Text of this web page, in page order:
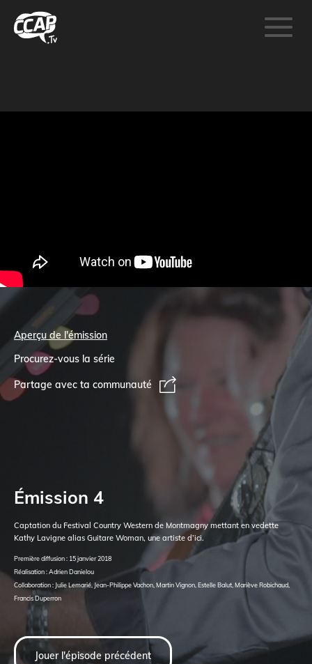
Aperçu de l'émission
Procurez-vous la série
Partage avec ta communauté
Émission 4
Captation du Festival Country Western de Montmagny mettant en vedette
Kathy Lavigne alias Guitare Woman, une artiste d’ici.
Première diffusion : 15 janvier 2018
Réalisation : Adrien Danielou
Collaboration : Julie Lemarié, Jean-Philippe Vachon, Martin Vignon, Estelle Balut, Mariève Robichaud,
Francis Duperron
Jouer l'épisode précédent